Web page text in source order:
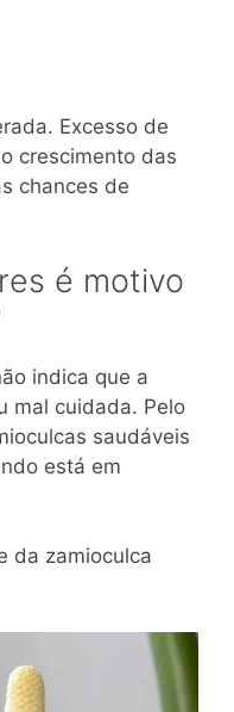
Excesso de
crescimento das
chances de
é motivo
indica que a
mal cuidada. Pelo
saudáveis
está em
da zamioculca